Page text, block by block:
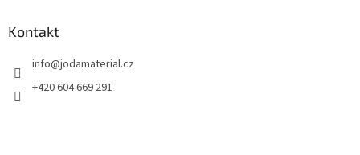
Kontakt
info@jodamaterial.cz
+420 604 669 291